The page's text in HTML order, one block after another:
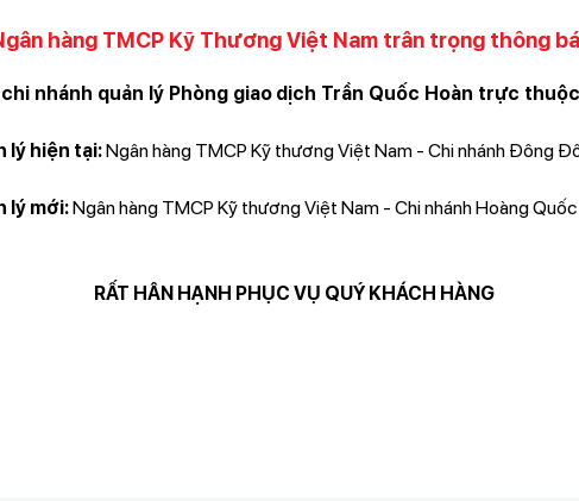
hàng TMCP Kỹ Thương Việt Nam trân trọng thông
nhánh quản lý Phòng giao dịch Trần Quốc Hoàn trực thuộc
lý hiện tại:Ngân hàng TMCP Kỹ thương Việt Nam - Chi nhánh Đông
lý mới:Ngân hàng TMCP Kỹ thương Việt Nam - Chi nhánh Hoàng
RẤT HÂN HẠNH PHỤC VỤ QUÝ KHÁCH HÀNG